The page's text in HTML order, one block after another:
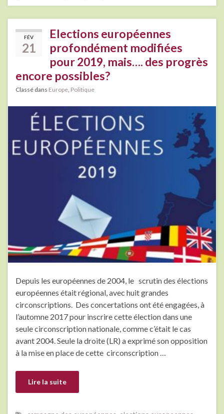
FÉV
21
Elections européennes
profondément modifiées
pour 2019, mais…. des progrès
encore possibles?
Classé dans Europe, Politique
Depuis les européennes de 2004, le scrutin des élections
européennes était régional, avec huit grandes
circonscriptions. Des concertations ont été engagées, à
l’automne 2017 pour inscrire cette élection dans une
seule circonscription nationale, comme c’était le cas
avant 2004. Seule la droite (LR) a exprimé son opposition
à la mise en place de cette circonscription …
Lire la suite